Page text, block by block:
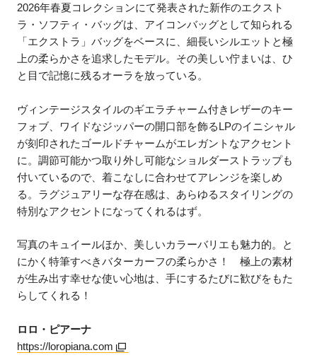
2026年春夏コレクションにて発表された新作のエクスト
ラ・ソフティ・バッグは、アイコンバッグとして知られる
「エクストラ」バッグをベースに、細長いシルエットと極
上の柔らかさを追求したモデル。その美しい佇まいは、ひ
と目で記憶に残るオーラを放っている。
ヴィンテージスタイルのギエラチャーム付きレザーのキー
フォブ、ワイドなジッパーの開口部を飾るLPのイニシャル
が刻印されたゴールドチャームがエレガントなアクセント
に。調節可能かつ取り外し可能なショルダーストラップも
付いているので、着こなしに合わせてアレンジを楽しめ
る。ラグジュアリーな存在感は、あらゆるスタイリングの
特別なアクセントになってくれるはず。
写真のキュイールほか、美しいカラーバリエも魅力的。と
にかく特筆すべきバターカーフの柔らかさ！ 極上の素材
が生み出す幸せな使い心地は、手にするたびに歓びをもた
らしてくれる！
ロロ・ピアーナ
https://loropiana.com